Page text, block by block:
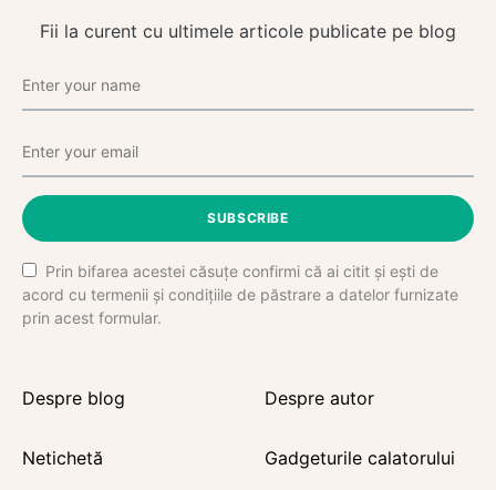
Fii la curent cu ultimele articole publicate pe blog
SUBSCRIBE
Prin bifarea acestei căsuțe confirmi că ai citit și ești de
acord cu termenii și condițiile de păstrare a datelor furnizate
prin acest formular.
Despre blog Despre autor
Netichetă Gadgeturile calatorului